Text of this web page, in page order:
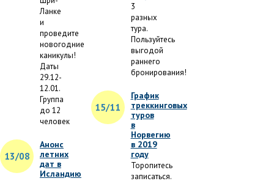
Ланке
и
проведите
новогодние
каникулы!
Даты
29.12-
12.01.
Группа
до 12
человек
13/08
Анонс
летних
дат в
Исландию
3
разных
тура.
Пользуйтесь
выгодой
раннего
бронирования!
15/11
График
треккинговых
туров
в
Норвегию
в 2019
году
Торопитесь
записаться.